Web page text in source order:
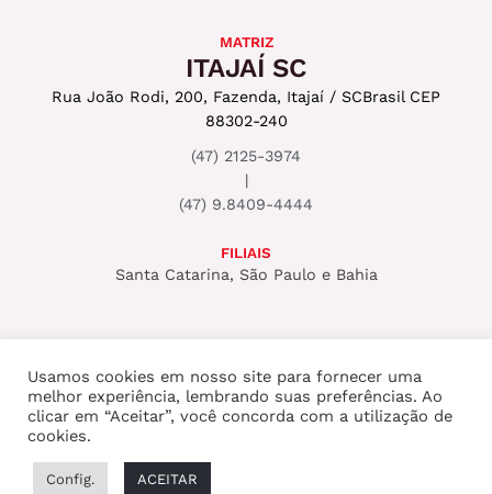
MATRIZ
ITAJAÍ SC
Rua João Rodi, 200, Fazenda, Itajaí / SCBrasil CEP
88302-240
(47) 2125-3974
|
(47) 9.8409-4444
FILIAIS
Santa Catarina, São Paulo e Bahia
Copyright © 2026 ROCKSET PRODUTORA
Usamos cookies em nosso site para fornecer uma
melhor experiência, lembrando suas preferências. Ao
clicar em “Aceitar”, você concorda com a utilização de
cookies.
Config. ACEITAR